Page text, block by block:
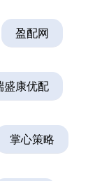
盈配网
盛康优配
掌心策略